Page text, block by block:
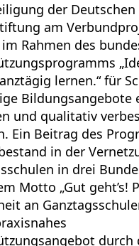
der
am
Rahmen des
lernen.“ für
Bildungsangebote
und qualitativ
Ein Beitrag des
in der
in drei
Motto „Gut geht’s!
an
durch